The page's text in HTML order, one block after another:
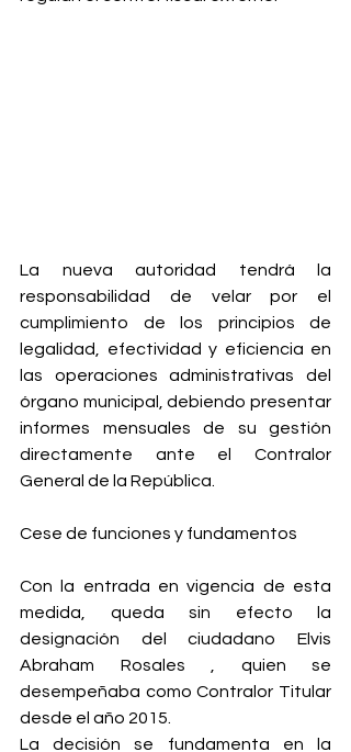
La nueva autoridad tendrá la
responsabilidad de velar por el
cumplimiento de los principios de
legalidad, efectividad y eficiencia en
las operaciones administrativas del
órgano municipal, debiendo presentar
informes mensuales de su gestión
directamente ante el Contralor
General de la República.
Cese de funciones y fundamentos
Con la entrada en vigencia de esta
medida, queda sin efecto la
designación del ciudadano Elvis
Abraham Rosales , quien se
desempeñaba como Contralor Titular
desde el año 2015.
La decisión se fundamenta en la